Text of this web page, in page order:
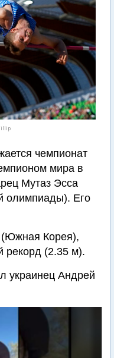
чемпионат
мира в
Мутаз Эсса
олимпиады). Его
Корея),
рекорд (2.35 м).
украинец Андрей